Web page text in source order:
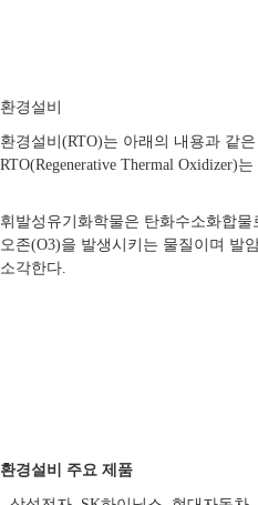
환경설비
환경설비(RTO)는 아래의 내용과 같
RTO(Regenerative Thermal Oxidizer)
휘발성유기화학물은 탄화수소화합물
오존(O3)을 발생시키는 물질이며 발
소각한다.
환경설비 주요 제품